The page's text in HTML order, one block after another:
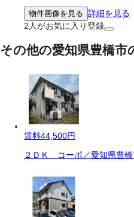
物件画像を見る 詳細を見る
2 人がお気に入り登録
その他の愛知県豊橋市
賃料44,500円
２ＤＫ コーポ／愛知県豊